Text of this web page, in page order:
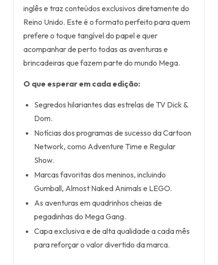
inglês e traz conteúdos exclusivos diretamente do
Reino Unido. Este é o formato perfeito para quem
prefere o toque tangível do papel e quer
acompanhar de perto todas as aventuras e
brincadeiras que fazem parte do mundo Mega.
O que esperar em cada edição:
Segredos hilariantes das estrelas de TV Dick &
Dom.
Notícias dos programas de sucesso da Cartoon
Network, como Adventure Time e Regular
Show.
Marcas favoritas dos meninos, incluindo
Gumball, Almost Naked Animals e LEGO.
As aventuras em quadrinhos cheias de
pegadinhas do Mega Gang.
Capa exclusiva e de alta qualidade a cada mês
para reforçar o valor divertido da marca.